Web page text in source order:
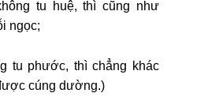
tu huệ, thì cũng như
ngọc;
tu phước, thì chẳng khác
cúng dường.)